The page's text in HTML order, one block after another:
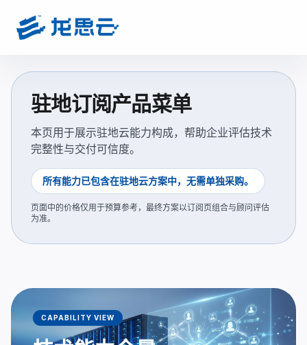
驻地订阅产品菜单
本页用于展示驻地云能力构成，帮助企业评估技术
完整性与交付可信度。
所有能力已包含在驻地云方案中，无需单独采购。
页面中的价格仅用于预算参考，最终方案以订阅页组合与顾问评估
为准。
CAPABILITY VIEW